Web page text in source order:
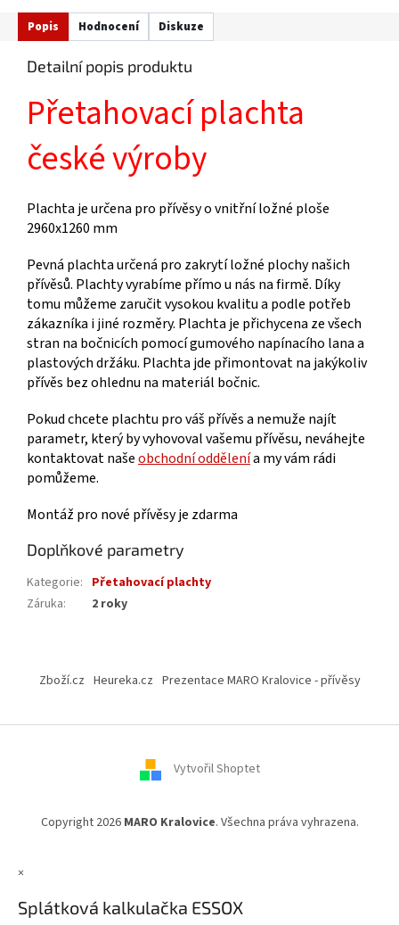
Popis Hodnocení Diskuze
Detailní popis produktu
Přetahovací plachta
české výroby
Plachta je určena pro přívěsy o vnitřní ložné ploše
2960x1260 mm
Pevná plachta určená pro zakrytí ložné plochy našich
přívěsů. Plachty vyrabíme přímo u nás na firmě. Díky
tomu můžeme zaručit vysokou kvalitu a podle potřeb
zákazníka i jiné rozměry. Plachta je přichycena ze všech
stran na bočnicích pomocí gumového napínacího lana a
plastových držáku. Plachta jde přimontovat na jakýkoliv
přívěs bez ohlednu na materiál bočnic.
Pokud chcete plachtu pro váš přívěs a nemuže najít
parametr, který by vyhovoval vašemu přívěsu, neváhejte
kontaktovat našeobchodní oddělenía my vám rádi
pomůžeme.
Montáž pro nové přívěsy je zdarma
Doplňkové parametry
Kategorie: Přetahovací plachty
Záruka: 2 roky
Zboží.cz Heureka.cz Prezentace MARO Kralovice - přívěsy
Vytvořil Shoptet
Copyright 2026 MARO Kralovice. Všechna práva vyhrazena.
×
Splátková kalkulačka ESSOX